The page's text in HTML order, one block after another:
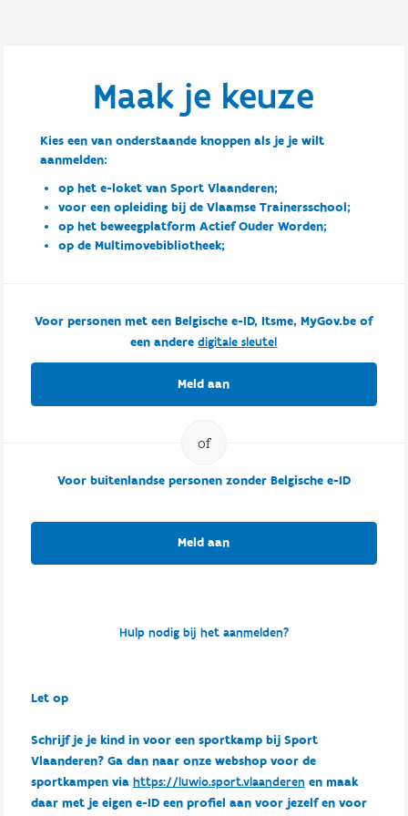
Maak je keuze
Kies een van onderstaande knoppen als je je wilt
aanmelden:
op het e-loket van Sport Vlaanderen;
voor een opleiding bij de Vlaamse Trainersschool;
op het beweegplatform Actief Ouder Worden;
op de Multimovebibliotheek;
Voor personen met een Belgische e-ID, Itsme, MyGov.be of
een anderedigitale sleutel
Meld aan
Voor buitenlandse personen zonder Belgische e-ID
Meld aan
Hulp nodig bij het aanmelden?
Let op
Schrijf je je kind in voor een sportkamp bij Sport
Vlaanderen? Ga dan naar onze webshop voor de
sportkampen via https://luwio.sport.vlaanderenen maak
daar met je eigen e-ID een profiel aan voor jezelf en voor